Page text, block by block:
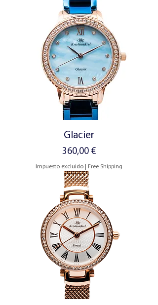
Glacier
Precio
360,00 €
Impuesto excluido Free Shipping